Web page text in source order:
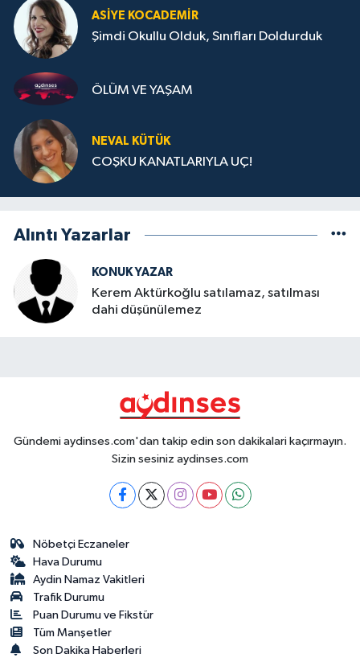
ASIYE KOCADEMİR
Şimdi Okullu Olduk, Sınıfları Doldurduk
ÖLÜM VE YAŞAM
NEVAL KÜTÜK
COŞKU KANATLARIYLA UÇ!
Alıntı Yazarlar
KONUK YAZAR
Kerem Aktürkoğlu satılamaz, satılması
dahi düşünülemez
Gündemi aydinses.com'dan takip edin son dakikalari kaçırmayın.
Sizin sesiniz aydinses.com
Nöbetçi Eczaneler
Hava Durumu
Aydin Namaz Vakitleri
Trafik Durumu
Puan Durumu ve Fikstür
Tüm Manşetler
Son Dakika Haberleri